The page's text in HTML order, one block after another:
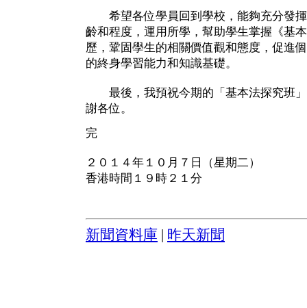
希望各位學員回到學校，能夠充分發揮
齡和程度，運用所學，幫助學生掌握《基
歷，鞏固學生的相關價值觀和態度，促進
的終身學習能力和知識基礎。
最後，我預祝今期的「基本法探究班」
謝各位。
完
２０１４年１０月７日（星期二）
香港時間１９時２１分
新聞資料庫 昨天新聞